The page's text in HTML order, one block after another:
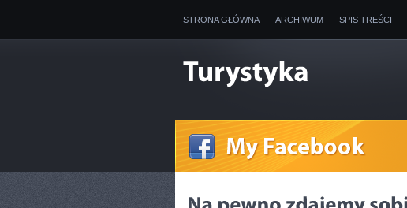
STRONA GŁÓWNA ARCHIWUM SPIS TREŚCI